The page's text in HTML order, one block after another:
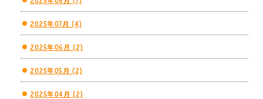
2025年07月 (4)
2025年06月 (2)
2025年05月 (2)
2025年04月 (2)